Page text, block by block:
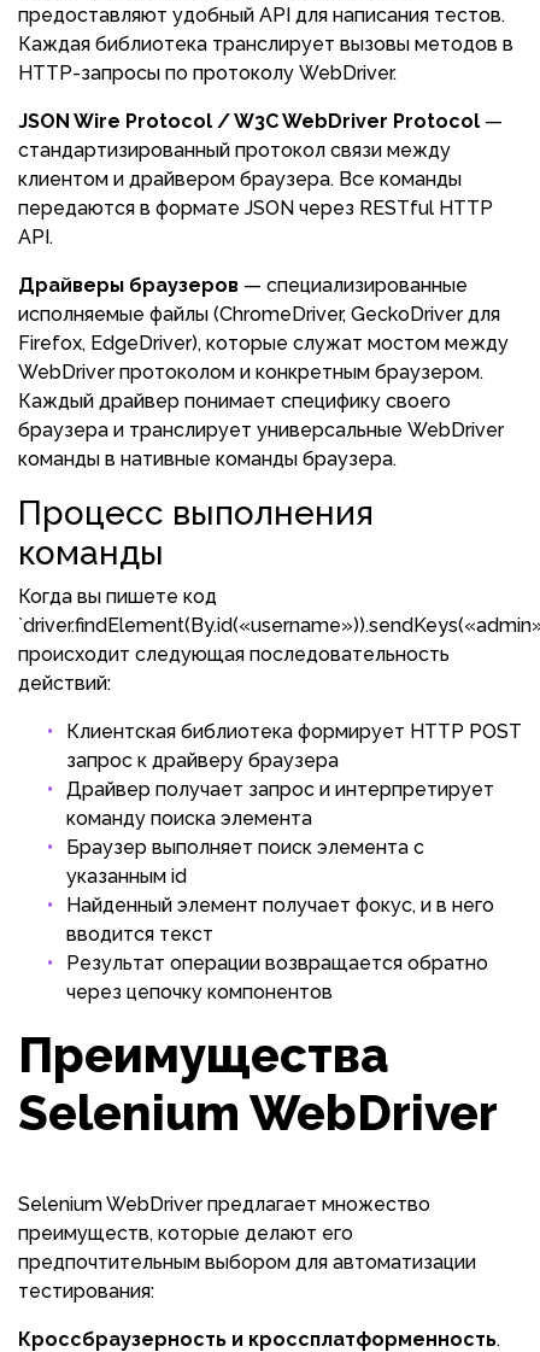
предоставляют удобный API для написания тестов.
Каждая библиотека транслирует вызовы методов в
HTTP-запросы по протоколу WebDriver.
JSON Wire Protocol / W3C WebDriver Protocol —
стандартизированный протокол связи между
клиентом и драйвером браузера. Все команды
передаются в формате JSON через RESTful HTTP
API.
Драйверы браузеров — специализированные
исполняемые файлы (ChromeDriver, GeckoDriver для
Firefox, EdgeDriver), которые служат мостом между
WebDriver протоколом и конкретным браузером.
Каждый драйвер понимает специфику своего
браузера и транслирует универсальные WebDriver
команды в нативные команды браузера.
Процесс выполнения
команды
Когда вы пишете код
происходит следующая последовательность
действий:
Клиентская библиотека формирует HTTP POST
запрос к драйверу браузера
Драйвер получает запрос и интерпретирует
команду поиска элемента
Браузер выполняет поиск элемента с
указанным id
Найденный элемент получает фокус, и в него
вводится текст
Результат операции возвращается обратно
через цепочку компонентов
Преимущества
Selenium WebDriver
Selenium WebDriver предлагает множество
преимуществ, которые делают его
предпочтительным выбором для автоматизации
тестирования:
Кроссбраузерность и кроссплатформенность.